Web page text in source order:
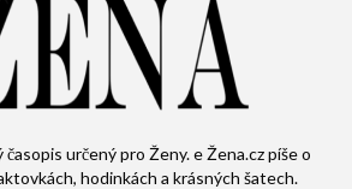
určený pro Ženy. e Žena.cz píše o
hodinkách a krásných šatech.